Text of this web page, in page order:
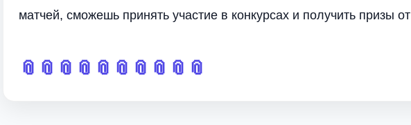
матчей, сможешь принять участие в конкурсах и получить призы
📎 📎 📎 📎 📎 📎 📎 📎 📎 📎